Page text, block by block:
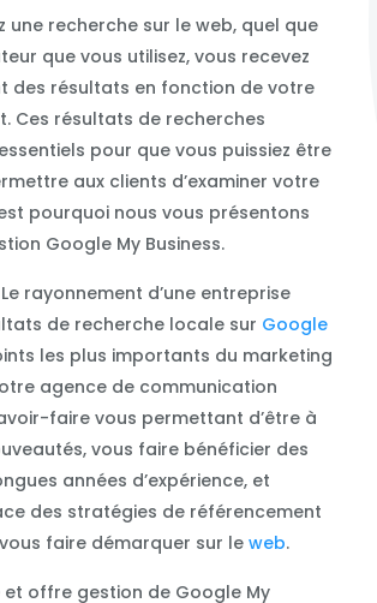
une recherche sur le web, quel que
que vous utilisez, vous recevez
des résultats en fonction de votre
Ces résultats de recherches
pour que vous puissiez être
aux clients d’examiner votre
pourquoi nous vous présentons
Google My Business.
rayonnement d’une entreprise
de recherche locale sur Google
les plus importants du marketing
agence de communication
faire vous permettant d’être à
vous faire bénéficier des
années d’expérience, et
des stratégies de référencement
faire démarquer sur le web.
et offre gestion de Google My